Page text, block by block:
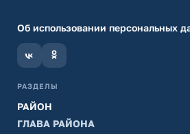
Об использовании персональных
РАЗДЕЛЫ
РАЙОН
ГЛАВА РАЙОНА